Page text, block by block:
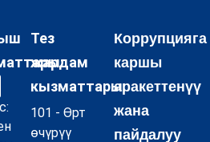
Тез
жардам
кызматтары:
101 - Өрт
өчүрүү
Коррупцияга
каршы
аракеттенүү
жана
пайдалуу